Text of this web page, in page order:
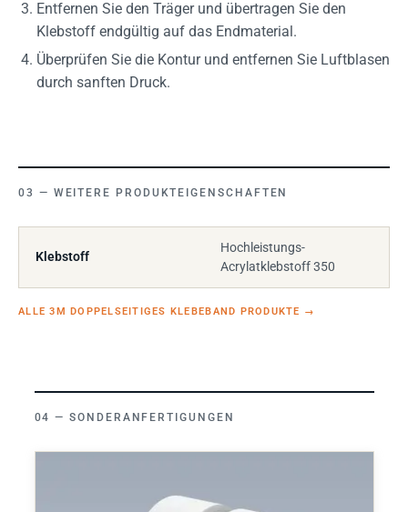
Entfernen Sie den Träger und übertragen Sie den
Klebstoff endgültig auf das Endmaterial.
Überprüfen Sie die Kontur und entfernen Sie Luftblasen
durch sanften Druck.
WEITERE PRODUKTEIGENSCHAFTEN
Klebstoff
Hochleistungs-
Acrylatklebstoff 350
ALLE 3M DOPPELSEITIGES KLEBEBAND PRODUKTE →
SONDERANFERTIGUNGEN